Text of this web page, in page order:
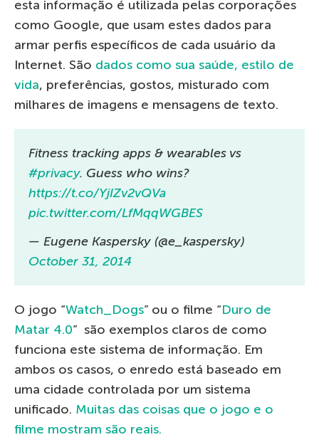
esta informação é utilizada pelas corporações
como Google, que usam estes dados para
armar perfis específicos de cada usuário da
Internet. São dados como sua saúde, estilo de
vida, preferências, gostos, misturado com
milhares de imagens e mensagens de texto.
Fitness tracking apps & wearables vs
#privacy. Guess who wins?
https://t.co/YjIZv2vQVa
pic.twitter.com/LfMqqWGBES
— Eugene Kaspersky (@e_kaspersky)
October 31, 2014
O jogo “Watch_Dogs” ou o filme “Duro de
Matar 4.0” são exemplos claros de como
funciona este sistema de informação. Em
ambos os casos, o enredo está baseado em
uma cidade controlada por um sistema
unificado. Muitas das coisas que o jogo e o
filme mostram são reais.